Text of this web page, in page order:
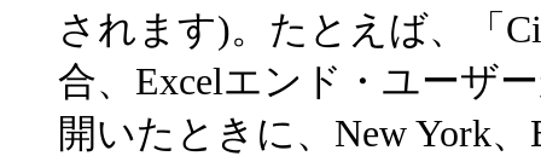
されます)。たとえば、「
合、Excelエンド・ユーザ
開いたときに、New York